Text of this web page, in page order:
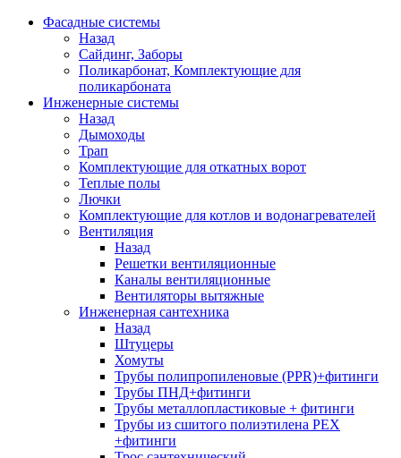
Фасадные системы
Назад
Сайдинг, Заборы
Поликарбонат, Комплектующие для
поликарбоната
Инженерные системы
Назад
Дымоходы
Трап
Комплектующие для откатных ворот
Теплые полы
Лючки
Комплектующие для котлов и водонагревателей
Вентиляция
Назад
Решетки вентиляционные
Каналы вентиляционные
Вентиляторы вытяжные
Инженерная сантехника
Назад
Штуцеры
Хомуты
Трубы полипропиленовые (PPR)+фитинги
Трубы ПНД+фитинги
Трубы металлопластиковые + фитинги
Трубы из сшитого полиэтилена PEX
+фитинги